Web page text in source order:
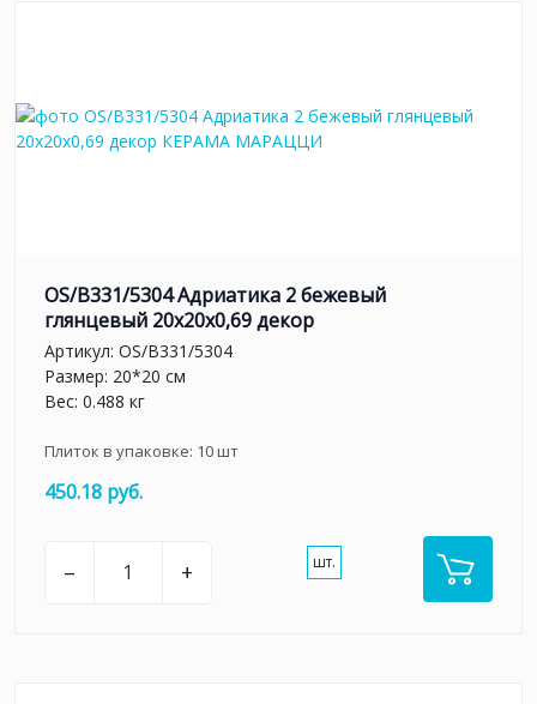
OS/B331/5304 Адриатика 2 бежевый
глянцевый 20x20x0,69 декор
Артикул: OS/B331/5304
Размер: 20*20 см
Вес: 0.488 кг
Плиток в упаковке: 10шт
450.18 руб.
– + шт.